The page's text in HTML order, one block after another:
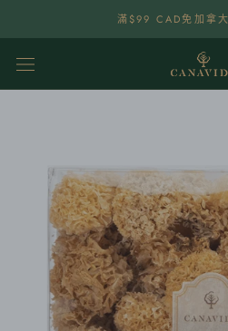
滿$99 CAD免加拿